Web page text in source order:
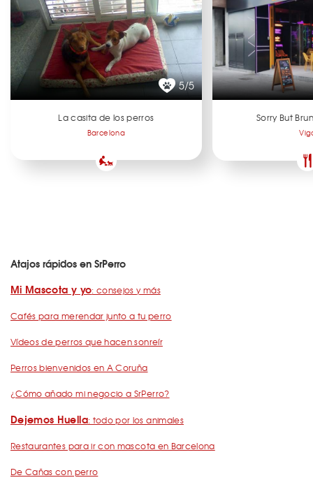
5/5
La casita de los perros
Barcelona
Sorry But
Atajos rápidos en SrPerro
Mi Mascota y yo: consejos y más
Cafés para merendar junto a tu perro
Vídeos de perros que hacen sonreír
Perros bienvenidos en A Coruña
¿Cómo añado mi negocio a SrPerro?
Dejemos Huella: todo por los animales
Restaurantes para ir con mascota en Barcelona
De Cañas con perro